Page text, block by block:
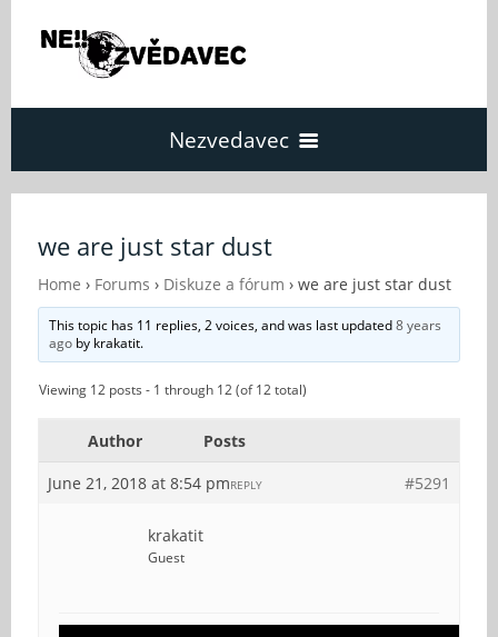
Nezvedavec
Fórum
we are just star dust
Home › Forums › Diskuze a fórum › we are just star dust
This topic has 11 replies, 2 voices, and was last updated8 years
ago by krakatit.
Viewing 12 posts - 1 through 12 (of 12 total)
Author
Posts
June 21, 2018 at 8:54 pm
#5291
REPLY
krakatit
Guest